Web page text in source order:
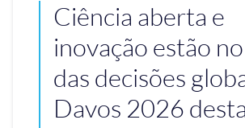
Ciência aberta e
inovação estão
das decisões
Davos 2026